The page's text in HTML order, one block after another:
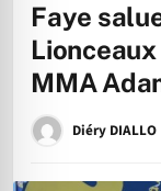
Faye
MMA
Diéry DIALLO